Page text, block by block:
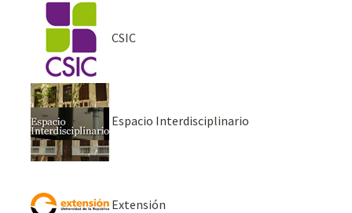
CSIC
Espacio Interdisciplinario
Extensión